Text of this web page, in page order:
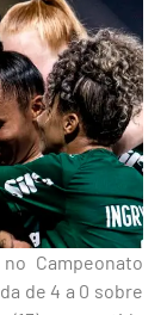
Campeonato
de 4 a 0 sobre